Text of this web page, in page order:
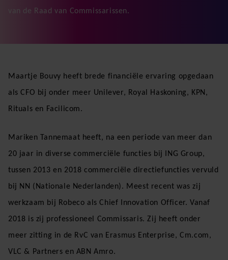
van de Raad van Commissarissen.
Maartje Bouvy heeft brede financiële ervaring opgedaan
als CFO bij onder meer Unilever, Royal Haskoning, KPN,
Rituals en Facilicom.
Mariken Tannemaat heeft, na een periode van meer dan
20 jaar in diverse commerciële functies bij ING Group,
tussen 2013 en 2018 commerciële directiefuncties vervuld
bij NN (Nationale Nederlanden). Meest recent was zij
werkzaam bij Robeco als Chief Innovation Officer. Vanaf
2018 is zij professioneel Commissaris. Zij heeft onder
meer zitting in de RvC van Erasmus Enterprise, Cm.com,
VLC & Partners en ABN Amro.